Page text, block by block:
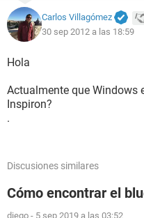
Carlos Villagómez
30 sep 2012 a las 18:59
Hola
Actualmente que Windows
Inspiron?
.
Discusiones similares
Cómo encontrar el
diego - 5 sep 2019 a las 03:52